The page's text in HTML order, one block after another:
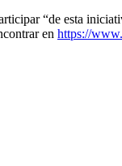
“de esta
en https://